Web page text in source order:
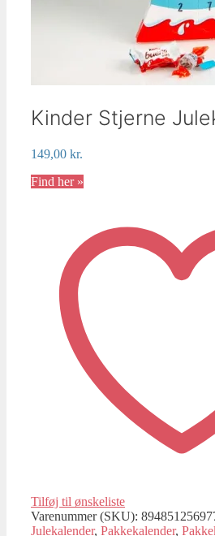
Kinder Stjerne
149,00 kr.
Find her »
Tilføj til ønskeliste
Varenummer (SKU):
Julekalender, Pakkekalender,